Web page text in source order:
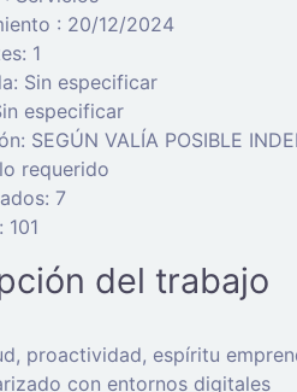
: 20/12/2024
1
Sin especificar
especificar
SEGÚN VALÍA POSIBLE
requerido
7
101
del trabajo
proactividad, espíritu
con entornos digitales